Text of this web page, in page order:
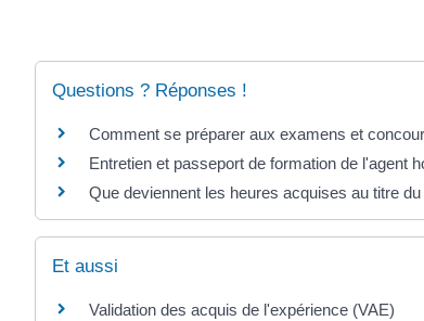
Questions ? Réponses !
Comment se préparer aux examens et
Entretien et passeport de formation de l'agent
Que deviennent les heures acquises au titre
Et aussi
Validation des acquis de l'expérience (VAE)